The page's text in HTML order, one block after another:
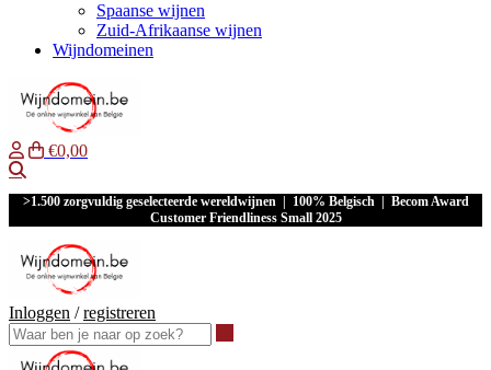
Spaanse wijnen
Zuid-Afrikaanse wijnen
Wijndomeinen
€0,00
>1.500 zorgvuldig geselecteerde wereldwijnen | 100% Belgisch | Becom Award
Customer Friendliness Small 2025
Inloggen /registreren